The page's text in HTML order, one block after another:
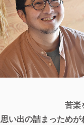
苦楽
思い出の詰まっためが